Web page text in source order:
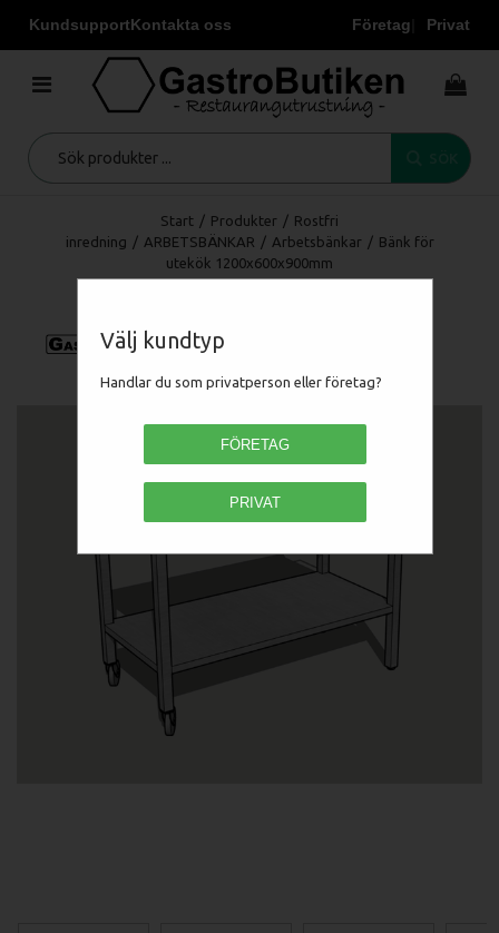
KundsupportKontakta oss Företag Privat
Välj kundtyp
Handlar du som privatperson eller företag?
FÖRETAG
PRIVAT
Start / Produkter / Rostfri
inredning / ARBETSBÄNKAR / Arbetsbänkar / Bänk för
utekök 1200x600x900mm